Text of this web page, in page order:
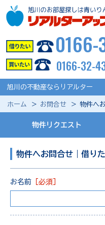
0166-
0166-32-
旭川の不動産ならリアルター
ホーム お問合せ 物件へ
物件リクエスト
物件へお問合せ｜借りた
お名前 ［必須］